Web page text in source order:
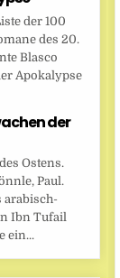
der 100
des 20.
Blasco
Apokalypse
der
Ostens.
Paul.
arabisch-
Ibn Tufail
ein...